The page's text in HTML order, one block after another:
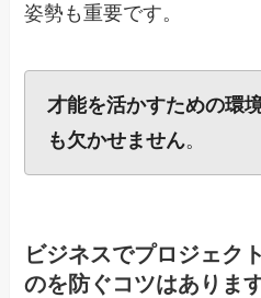
姿勢も重要です。
才能を活かすための環
も欠かせません。
ビジネスでプロジェク
のを防ぐコツはありま